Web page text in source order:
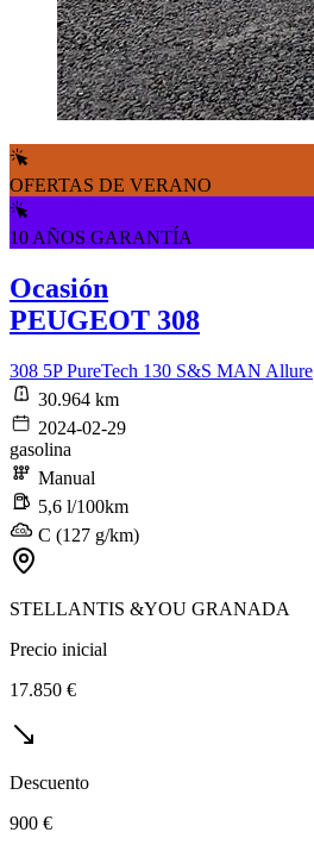
OFERTAS DE VERANO
10 AÑOS GARANTÍA
Ocasión
PEUGEOT 308
308 5P PureTech 130 S&S MAN Allure
30.964 km
2024-02-29
gasolina
Manual
5,6 l/100km
C (127 g/km)
STELLANTIS &YOU GRANADA
Precio inicial
17.850 €
Descuento
900 €